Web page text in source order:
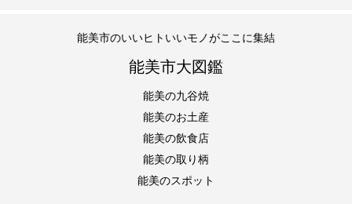
能美市のいいヒトいいモノがここに集結
能美市大図鑑
能美の九谷焼
能美のお土産
能美の飲食店
能美の取り柄
能美のスポット